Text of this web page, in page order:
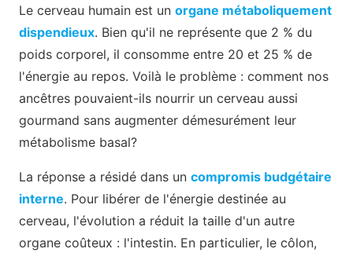
Le cerveau humain est un organe métaboliquement
dispendieux. Bien qu'il ne représente que 2 % du
poids corporel, il consomme entre 20 et 25 % de
l'énergie au repos. Voilà le problème : comment nos
ancêtres pouvaient-ils nourrir un cerveau aussi
gourmand sans augmenter démesurément leur
métabolisme basal?
La réponse a résidé dans un compromis budgétaire
interne. Pour libérer de l'énergie destinée au
cerveau, l'évolution a réduit la taille d'un autre
organe coûteux : l'intestin. En particulier, le côlon,